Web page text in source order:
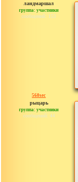
ландмаршал
группа: участники
сообщений: 153
560sec
рыцарь
группа: участники
сообщений: 44